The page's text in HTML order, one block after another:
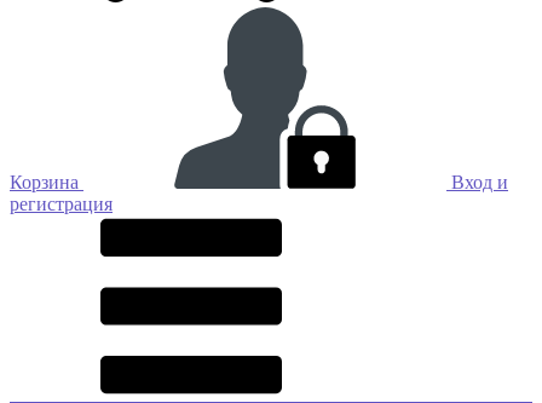
Корзина
Вход и
регистрация